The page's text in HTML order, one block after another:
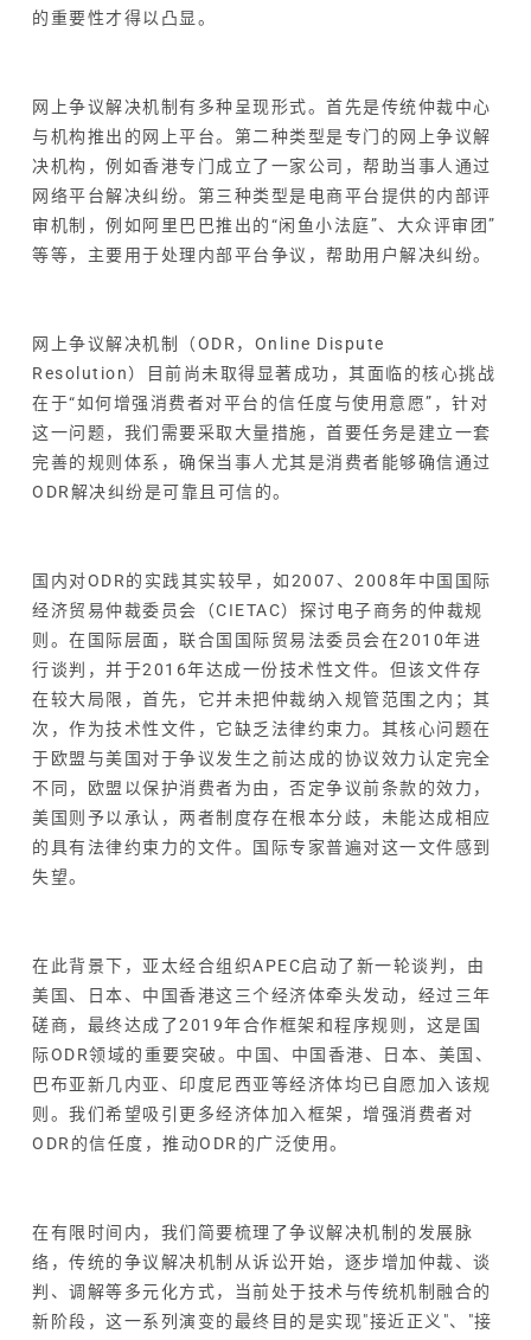
的重要性才得以凸显。
网上争议解决机制有多种呈现形式。首先是传统仲裁中心
与机构推出的网上平台。第二种类型是专门的网上争议解
决机构，例如香港专门成立了一家公司，帮助当事人通过
网络平台解决纠纷。第三种类型是电商平台提供的内部评
审机制，例如阿里巴巴推出的“闲鱼小法庭”、大众评审团”
等等，主要用于处理内部平台争议，帮助用户解决纠纷。
网上争议解决机制（ODR，Online Dispute
Resolution）目前尚未取得显著成功，其面临的核心挑战
在于“如何增强消费者对平台的信任度与使用意愿”，针对
这一问题，我们需要采取大量措施，首要任务是建立一套
完善的规则体系，确保当事人尤其是消费者能够确信通过
ODR解决纠纷是可靠且可信的。
国内对ODR的实践其实较早，如2007、2008年中国国际
经济贸易仲裁委员会（CIETAC）探讨电子商务的仲裁规
则。在国际层面，联合国国际贸易法委员会在2010年进
行谈判，并于2016年达成一份技术性文件。但该文件存
在较大局限，首先，它并未把仲裁纳入规管范围之内；其
次，作为技术性文件，它缺乏法律约束力。其核心问题在
于欧盟与美国对于争议发生之前达成的协议效力认定完全
不同，欧盟以保护消费者为由，否定争议前条款的效力，
美国则予以承认，两者制度存在根本分歧，未能达成相应
的具有法律约束力的文件。国际专家普遍对这一文件感到
失望。
在此背景下，亚太经合组织APEC启动了新一轮谈判，由
美国、日本、中国香港这三个经济体牵头发动，经过三年
磋商，最终达成了2019年合作框架和程序规则，这是国
际ODR领域的重要突破。中国、中国香港、日本、美国、
巴布亚新几内亚 、印度尼西亚等经济体均已自愿加入该规
则。我们希望吸引更多经济体加入框架，增强消费者对
ODR的信任度，推动ODR的广泛使用。
在有限时间内，我们简要梳理了争议解决机制的发展脉
络，传统的争议解决机制从诉讼开始，逐步增加仲裁、谈
判、调解等多元化方式，当前处于技术与传统机制融合的
新阶段，这一系列演变的最终目的是实现"接近正义"、"接